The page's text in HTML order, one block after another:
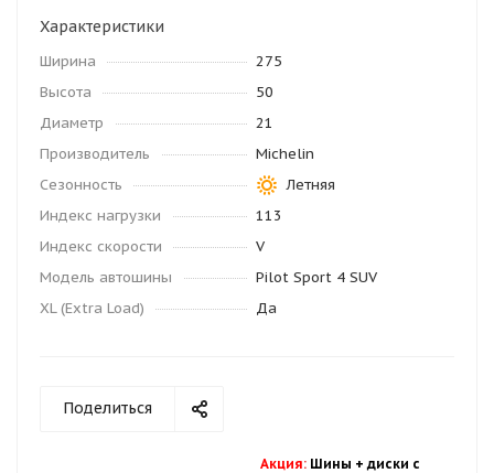
Характеристики
Ширина
275
Высота
50
Диаметр
21
Производитель
Michelin
Сезонность
Летняя
Индекс нагрузки
113
Индекс скорости
V
Модель автошины
Pilot Sport 4 SUV
XL (Extra Load)
Да
Поделиться
Акция: Шины + диски с